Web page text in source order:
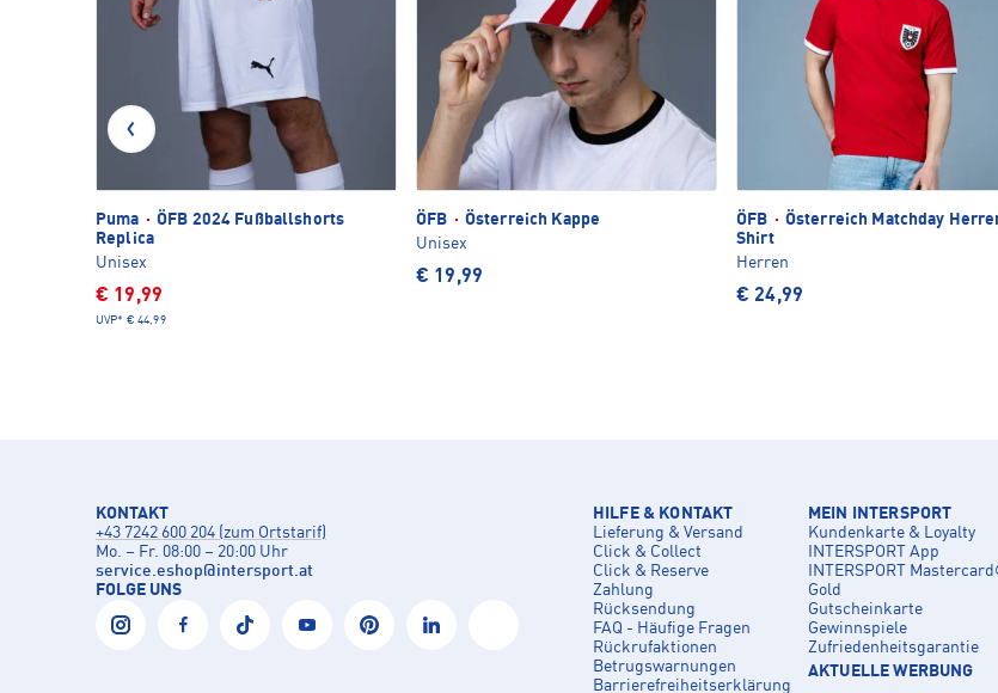
Puma · ÖFB 2024 Fußballshorts
Replica
Unisex
€ 19,99
UVP* € 44,99
ÖFB · Österreich Kappe
Unisex
€ 19,99
ÖFB · Österreich Matchday
Shirt
Herren
€ 24,99
KONTAKT
+43 7242 600 204 (zum Ortstarif)
Mo. – Fr. 08:00 – 20:00 Uhr
service.eshop@intersport.at
FOLGE UNS
HILFE & KONTAKT
Lieferung & Versand
Click & Collect
Click & Reserve
Zahlung
Rücksendung
FAQ - Häufige Fragen
Rückrufaktionen
Betrugswarnungen
Barrierefreiheitserklärung
MEIN INTERSPORT
Kundenkarte & Loyalty
INTERSPORT App
INTERSPORT
Gold
Gutscheinkarte
Gewinnspiele
Zufriedenheitsgarantie
AKTUELLE WERBUNG